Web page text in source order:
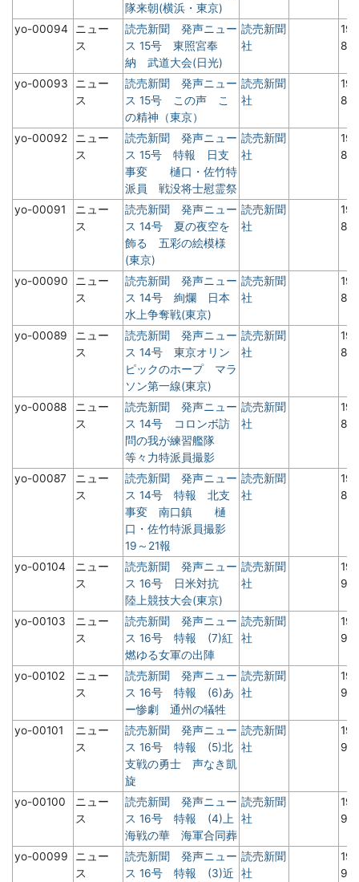
隊来朝(横浜・東京)
yo-00094
ニュー
ス
読売新聞 発声ニュー
ス 15号 東照宮奉
納 武道大会(日光)
読売新聞
社
8
yo-00093
ニュー
ス
読売新聞 発声ニュー
ス 15号 この声 こ
の精神（東京）
読売新聞
社
8
yo-00092
ニュー
ス
読売新聞 発声ニュー
ス 15号 特報 日支
事変 樋口・佐竹特
派員 戦没将士慰霊祭
読売新聞
社
8
yo-00091
ニュー
ス
読売新聞 発声ニュー
ス 14号 夏の夜空を
飾る 五彩の絵模様
(東京)
読売新聞
社
8
yo-00090
ニュー
ス
読売新聞 発声ニュー
ス 14号 絢爛 日本
水上争奪戦(東京)
読売新聞
社
8
yo-00089
ニュー
ス
読売新聞 発声ニュー
ス 14号 東京オリン
ピックのホープ マラ
ソン第一線(東京)
読売新聞
社
8
yo-00088
ニュー
ス
読売新聞 発声ニュー
ス 14号 コロンボ訪
問の我が練習艦隊
等々力特派員撮影
読売新聞
社
8
yo-00087
ニュー
ス
読売新聞 発声ニュー
ス 14号 特報 北支
事変 南口鎮 樋
口・佐竹特派員撮影
19～21報
読売新聞
社
8
yo-00104
ニュー
ス
読売新聞 発声ニュー
ス 16号 日米対抗
陸上競技大会(東京)
読売新聞
社
9
yo-00103
ニュー
ス
読売新聞 発声ニュー
ス 16号 特報 (7)紅
燃ゆる女軍の出陣
読売新聞
社
9
yo-00102
ニュー
ス
読売新聞 発声ニュー
ス 16号 特報 (6)あ
ー惨劇 通州の犠牲
読売新聞
社
9
yo-00101
ニュー
ス
読売新聞 発声ニュー
ス 16号 特報 (5)北
支戦の勇士 声なき凱
旋
読売新聞
社
9
yo-00100
ニュー
ス
読売新聞 発声ニュー
ス 16号 特報 (4)上
海戦の華 海軍合同葬
読売新聞
社
9
yo-00099
ニュー
ス
読売新聞 発声ニュー
ス 16号 特報 (3)近
読売新聞
社
9